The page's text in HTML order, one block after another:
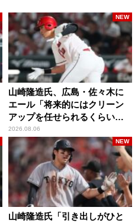
山崎隆造氏、広島・佐々木に
エール「将来的にはクリーン
アップを任せられるくらいま
では成長して」
2026.08.06
NEW
山崎隆造氏「引き出しがひと
NEW